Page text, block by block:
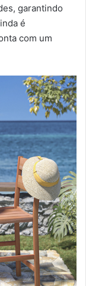
garantindo
é
com um